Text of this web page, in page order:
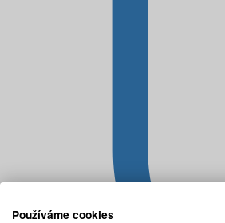
Používáme cookies